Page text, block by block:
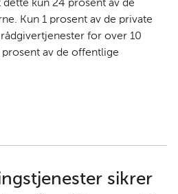
kun 24 prosent av de
Kun 1 prosent av de private
for over 10
av de offentlige
sikrer